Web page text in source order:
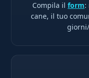
Compila il form:
cane, il tuo